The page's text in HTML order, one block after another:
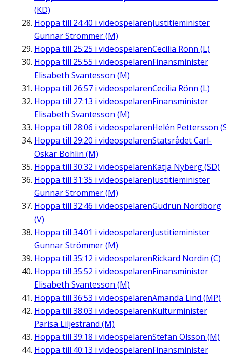
(KD)
Hoppa till 24:40 i videospelarenJustitieminister
Gunnar Strömmer (M)
Hoppa till 25:25 i videospelarenCecilia Rönn (L)
Hoppa till 25:55 i videospelarenFinansminister
Elisabeth Svantesson (M)
Hoppa till 26:57 i videospelarenCecilia Rönn (L)
Hoppa till 27:13 i videospelarenFinansminister
Elisabeth Svantesson (M)
Hoppa till 28:06 i videospelarenHelén Pettersson
Hoppa till 29:20 i videospelarenStatsrådet Carl-
Oskar Bohlin (M)
Hoppa till 30:32 i videospelarenKatja Nyberg (SD)
Hoppa till 31:35 i videospelarenJustitieminister
Gunnar Strömmer (M)
Hoppa till 32:46 i videospelarenGudrun Nordborg
(V)
Hoppa till 34:01 i videospelarenJustitieminister
Gunnar Strömmer (M)
Hoppa till 35:12 i videospelarenRickard Nordin (C)
Hoppa till 35:52 i videospelarenFinansminister
Elisabeth Svantesson (M)
Hoppa till 36:53 i videospelarenAmanda Lind (MP)
Hoppa till 38:03 i videospelarenKulturminister
Parisa Liljestrand (M)
Hoppa till 39:18 i videospelarenStefan Olsson (M)
Hoppa till 40:13 i videospelarenFinansminister